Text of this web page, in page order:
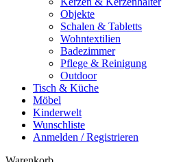
Objekte
Schalen & Tabletts
Wohntextilien
Badezimmer
Pflege & Reinigung
Outdoor
Tisch & Küche
Möbel
Kinderwelt
Wunschliste
Anmelden / Registrieren